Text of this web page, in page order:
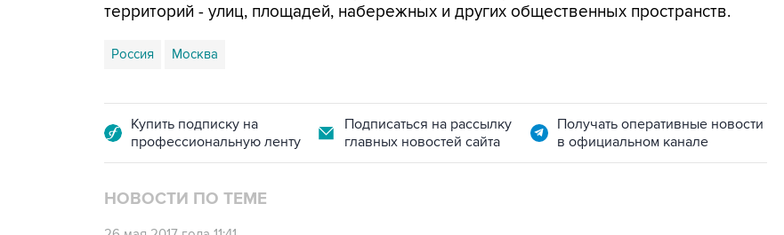
территорий - улиц, площадей, набережных и других общественных пространств.
Россия Москва
Купить подписку на
профессиональную ленту
Подписаться на рассылку
главных новостей сайта
Получать оперативные новости
в официальном канале
НОВОСТИ ПО ТЕМЕ